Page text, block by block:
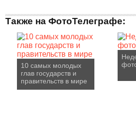
Также на ФотоТелеграфе:
10 самых молодых
глав государств и
правительств в мире